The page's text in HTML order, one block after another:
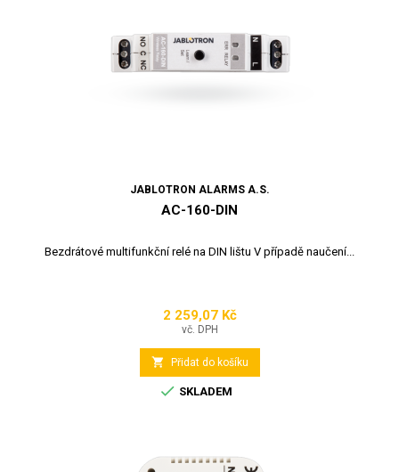
JABLOTRON ALARMS A.S.
AC-160-DIN
Bezdrátové multifunkční relé na DIN lištu V případě naučení...
Cena
2 259,07 Kč
vč. DPH
 Přidat do košíku
 SKLADEM